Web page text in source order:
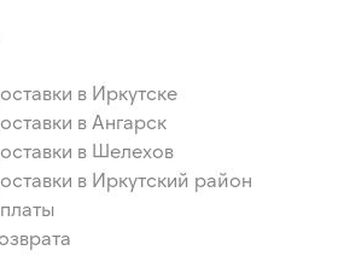
в Иркутске
в Ангарск
в Шелехов
в Иркутский район